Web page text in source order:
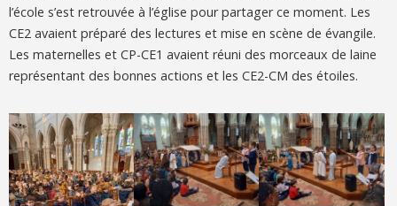
l’école s’est retrouvée à l’église pour partager ce moment. Les
CE2 avaient préparé des lectures et mise en scène de évangile.
Les maternelles et CP-CE1 avaient réuni des morceaux de laine
représentant des bonnes actions et les CE2-CM des étoiles.